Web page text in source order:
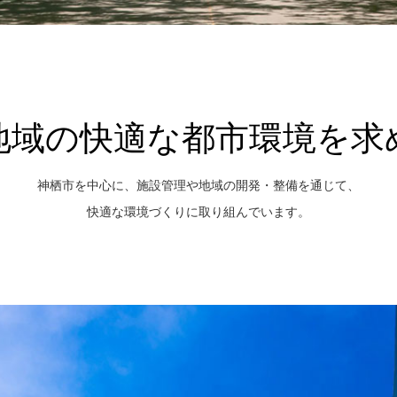
域の快適な都市環境を
神栖市を中心に、施設管理や地域の開発・整備を通じて、
快適な環境づくりに取り組んでいます。